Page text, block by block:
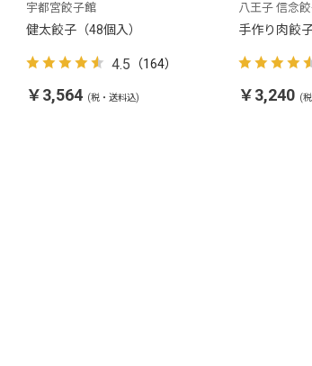
宇都宮餃子館
健太餃子（48個入）
4.5 （164）
￥3,564 (税・送料込)
八王子 信念
手作り肉餃
￥3,240 (